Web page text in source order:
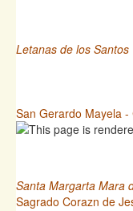
Letanas de los Santos
San Gerardo Mayela
Santa Margarta Mara
Sagrado Corazn de